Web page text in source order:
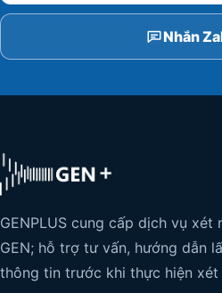
Nhắn
GENPLUS cung cấp dịch vụ xét
GEN; hỗ trợ tư vấn, hướng dẫn
thông tin trước khi thực hiện xét